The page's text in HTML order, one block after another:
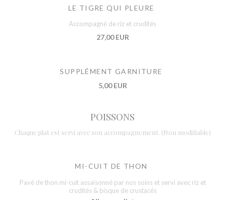
LE TIGRE QUI PLEURE
Accompagné de riz et crudités
27,00 EUR
SUPPLÉMENT GARNITURE
5,00 EUR
POISSONS
Chaque plat est servi avec son accompagnement. (Non modifiable)
MI-CUIT DE THON
Pavé de thon mi-cuit assaisonné par nos soins et servi avec riz et
crudités & bisque de crustacés